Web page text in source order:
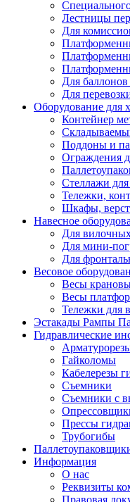
Лестницы
Для
Для баллонов
Для
Оборудование для
Контейнер
Поддоны и
Ограждения
Стеллажи
Тележки,
Шкафы,
Навесное
Для
Для мини-
Для
Весовое
Весы
Весы
Тележки для
Эстакады Рампы
Гидравлические
Гайколомы
Кабелерезы
Съемники
Съемники с
Прессы
Трубогибы
Информация
О нас
Реквизиты
Правовая